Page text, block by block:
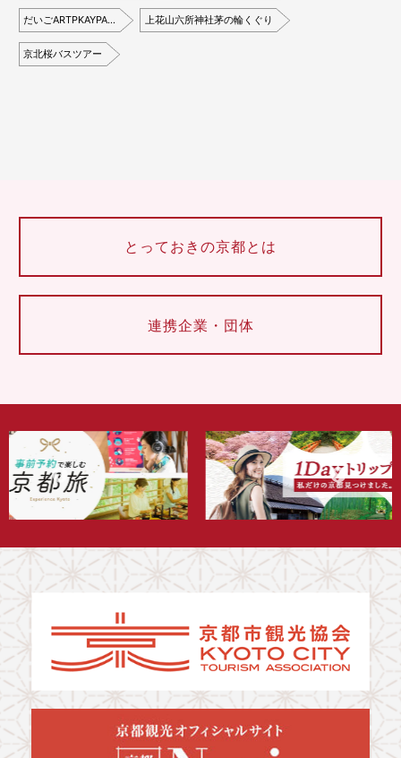
だいごARTPKAYPA… 上花山六所神社茅の輪くぐり
京北桜バスツアー
とっておきの京都とは
連携企業・団体